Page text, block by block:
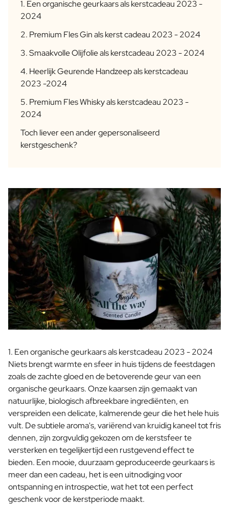
Pakket met Waterfles, Koekjes & Chocolade
Gepersonaliseerde Handzeep
Gepersonaliseerd Badzout
Gepersonaliseerde AI Boekcover
Gepersonaliseerde AI Fotokader
Gepersonaliseerde AI Puzzel
Gin Tonic Pakket Groot
Gin Tonic Pakket Mini
Dark 'n Stormy Pakket
Limoncello Tonic Pakket
Bierpakket met 3 flessen
Wijnpakket met 2 Flessen
Pakket met 2 Kaarsen
Pakket met Kaars & Geurstokjes
Gepersonaliseerd Verwenpakket
Olijfolie & Balsamico Pakket
Thee & Honing Pakket
Kruiden & Saus Pakket
Bekijk alle Cadeaupakketten
Mini Producten
Magnum XL Flessen
Verjaardagscadeaus
Fotocadeau
Liefdes Cadeau
Feest Cadeau
Housewarming Cadeau
Rouwcadeau
Jubileum Cadeau
Afscheidscadeau
Communie Bedankje
Black Friday Cadeau
Bedankt Juf Cadeau
Moederdag Cadeau
Kerst cadeau
Nieuwjaars Cadeau
1. Een organische geurkaars als kerstcadeau 2023 -
2024
2. Premium Fles Gin als kerst cadeau 2023 - 2024
3. Smaakvolle Olijfolie als kerstcadeau 2023 - 2024
4. Heerlijk Geurende Handzeep als kerstcadeau
2023 -2024
5. Premium Fles Whisky als kerstcadeau 2023 -
2024
Toch liever een ander gepersonaliseerd
kerstgeschenk?
1. Een organische geurkaars als kerstcadeau 2023 - 2024
Niets brengt warmte en sfeer in huis tijdens de feestdagen
zoals de zachte gloed en de betoverende geur van een
organische geurkaars. Onze kaarsen zijn gemaakt van
natuurlijke, biologisch afbreekbare ingrediënten, en
verspreiden een delicate, kalmerende geur die het hele huis
vult. De subtiele aroma's, variërend van kruidig kaneel tot fris
dennen, zijn zorgvuldig gekozen om de kerstsfeer te
versterken en tegelijkertijd een rustgevend effect te
bieden. Een mooie, duurzaam geproduceerde geurkaars is
meer dan een cadeau, het is een uitnodiging voor
ontspanning en introspectie, wat het tot een perfect
geschenk voor de kerstperiode maakt.